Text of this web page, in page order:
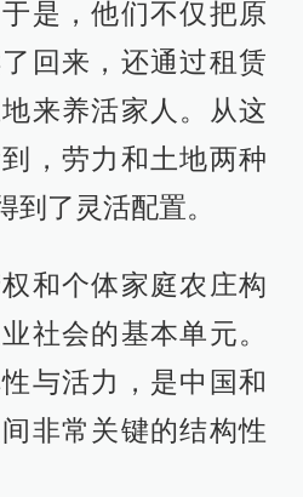
是，他们不仅把原
回来，还通过租赁
来养活家人。从这
，劳力和土地两种
到了灵活配置。
和个体家庭农庄构
社会的基本单元。
与活力，是中国和
非常关键的结构性